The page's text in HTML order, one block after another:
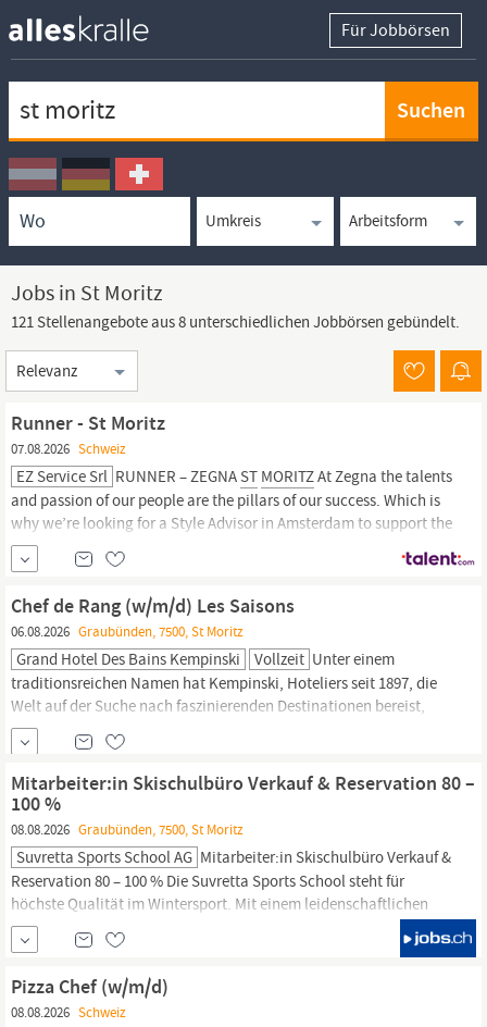
Für Jobbörsen
Ortssuche
Umkreissuche
Arbeitsform
Jobs in St Moritz
121 Stellenangebote aus 8 unterschiedlichen Jobbörsen gebündelt.
Sortierung
Runner - St Moritz
07.08.2026 Schweiz
EZ Service Srl RUNNER – ZEGNA ST MORITZAt Zegna the talents
and passion of our people are the pillars of our success. Which is
why we’re looking for a Style Advisor in Amsterdam to support the
team contributing to our proud legacy and helping shape our
vibrant future. What makes you, makes Zegna The legacy of
Zegna would not exist if it
Chef de Rang (w/m/d) Les Saisons
06.08.2026 Graubünden, 7500, St Moritz
Grand Hotel Des Bains Kempinski Vollzeit Unter einem
traditionsreichen Namen hat Kempinski, Hoteliers seit 1897, die
Welt auf der Suche nach faszinierenden Destinationen bereist,
ohne dabei seine Traditionen und sein europäisches Erbe je zu
vergessen. Die großzügigen Resorts sowie die stylischen City- und
Wellnesshotels spiegeln einen individuellen und einzigartigen
Charakter wider, speziell für Gäste, die 5...
Mitarbeiter:in Skischulbüro Verkauf & Reservation 80 –
100 %
08.08.2026 Graubünden, 7500, St Moritz
Suvretta Sports School AG Mitarbeiter:in Skischulbüro Verkauf &
Reservation 80 – 100 % Die Suvretta Sports School steht für
höchste Qualität im Wintersport. Mit einem leidenschaftlichen
Team und einem klaren Fokus auf die individuellen Bedürfnisse
unserer Gäste bieten wir massgeschneiderten
Schneesportunterricht. Unsere langjährige Erfahrung, gepaart
mit echter Begeisterung unserer...
Pizza Chef (w/m/d)
08.08.2026 Schweiz